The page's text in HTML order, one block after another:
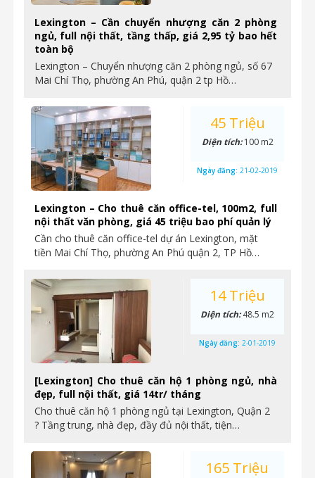
Lexington – Cần chuyển nhượng căn 2 phòng
ngủ, full nội thất, tầng thấp, giá 2,95 tỷ bao hết
toàn bộ
Lexington – Chuyển nhượng căn 2 phòng ngủ, số 67
Mai Chí Thọ, phường An Phú, quận 2 tp Hồ…
Lexington – Cho thuê căn office-tel, 100m2, full
nội thất văn phòng, giá 45 triệu bao phí quản lý
Cần cho thuê căn office-tel dự án Lexington, mặt
tiền Mai Chí Thọ, phường An Phú quận 2, TP Hồ…
45 Triệu
Diện tích:100 m2
Ngày đăng: 21-02-2019
[Lexington] Cho thuê căn hộ 1 phòng ngủ, nhà
đẹp, full nội thất, giá 14tr/ tháng
Cho thuê căn hộ 1 phòng ngủ tại Lexington, Quận 2
? Tầng trung, nhà đẹp, đầy đủ nội thất, tiện…
14 Triệu
Diện tích:48.5 m2
Ngày đăng: 2-01-2019
165 Triệu